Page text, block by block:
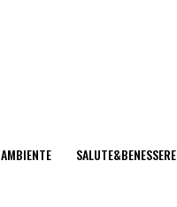
AMBIENTE SALUTE&BENESSERE